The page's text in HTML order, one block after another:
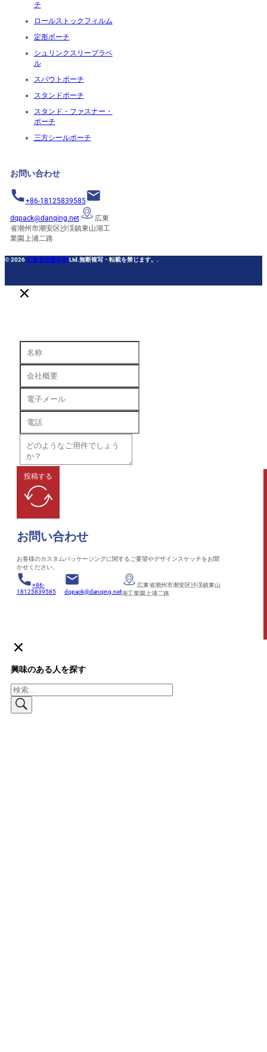
チ
ロールストックフィルム
定形ポーチ
シュリンクスリーブラベ
ル
スパウトポーチ
スタンドポーチ
スタンド・ファスナー・
ポーチ
三方シールポーチ
お問い合わせ
+86-18125839585
dqpack@danqing.net
広東
省潮州市潮安区沙渓鎮東山湖工
業園上浦二路
© 2026 広東省段慶印刷 Ltd.無断複写・転載を禁じます。.
投稿する
お問い合わせ
お客様のカスタムパッケージングに関するご要望やデザインスケッチをお聞
かせください。
+86-
18125839585
dqpack@danqing.net
広東省潮州市潮安区沙渓鎮東山
湖工業園上浦二路
興味のある人を探す
検
索